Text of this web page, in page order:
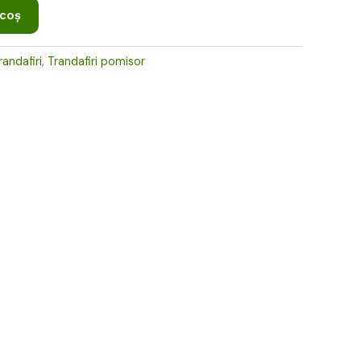
lei.
, Trandafiri pomisor